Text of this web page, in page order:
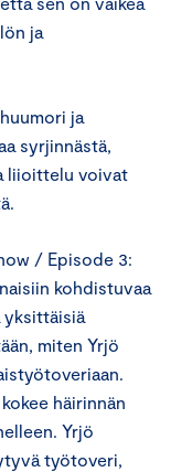
ja
ja
syrjinnästä,
liioittelu voivat
/ Episode 3:
kohdistuvaa
yksittäisiä
miten Yrjö
häirinnän
Yrjö
työtoveri,